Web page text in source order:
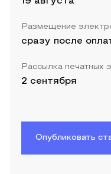
Размещение
сразу после
Рассылка печатных
2 сентября
Опубликовать